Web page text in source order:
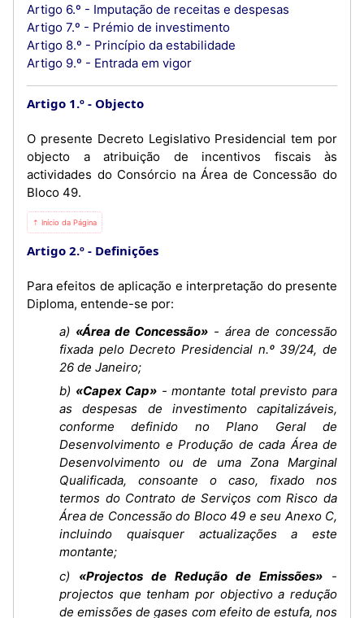
Artigo 6.º - Imputação de receitas e despesas
Artigo 7.º - Prémio de investimento
Artigo 8.º - Princípio da estabilidade
Artigo 9.º - Entrada em vigor
Artigo 1.º Objecto
O presente Decreto Legislativo Presidencial tem por
objecto a atribuição de incentivos fiscais às
actividades do Consórcio na Área de Concessão do
Bloco 49.
⇡ Início da Página
Artigo 2.º Definições
Para efeitos de aplicação e interpretação do presente
Diploma, entende-se por:
a) «Área de Concessão» - área de concessão
fixada pelo Decreto Presidencial n.º 39/24, de
26 de Janeiro;
b) «Capex Cap» - montante total previsto para
as despesas de investimento capitalizáveis,
conforme definido no Plano Geral de
Desenvolvimento e Produção de cada Área de
Desenvolvimento ou de uma Zona Marginal
Qualificada, consoante o caso, fixado nos
termos do Contrato de Serviços com Risco da
Área de Concessão do Bloco 49 e seu Anexo C,
incluindo quaisquer actualizações a este
montante;
c) «Projectos de Redução de Emissões» -
projectos que tenham por objectivo a redução
de emissões de gases com efeito de estufa, nos